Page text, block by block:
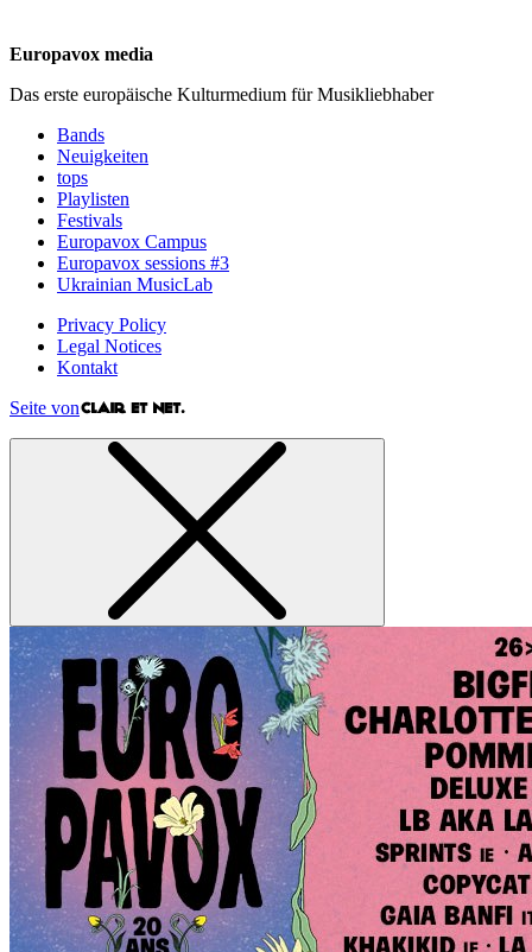
Europavox media
Das erste europäische Kulturmedium für Musikliebhaber
Bands
Neuigkeiten
tops
Playlisten
Festivals
Europavox Campus
Europavox sessions #3
Ukrainian MusicLab
Privacy Policy
Legal Notices
Kontakt
Seite von